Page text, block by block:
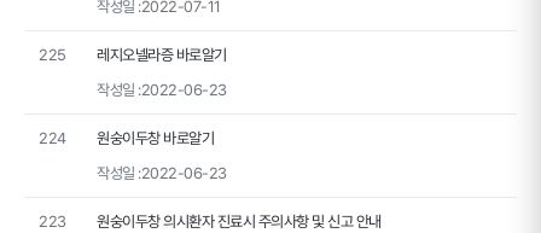
작성일 :2022-07-11
225
레지오넬라증 바로알기
작성일 :2022-06-23
224
원숭이두창 바로알기
작성일 :2022-06-23
223
원숭이두창 의시환자 진료시 주의사항 및 신고 안내